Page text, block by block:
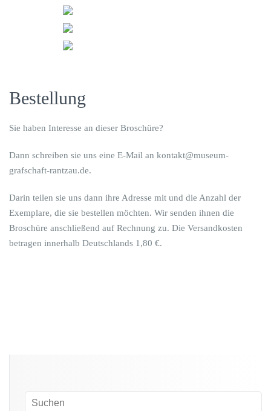
Bestellung
Sie haben Interesse an dieser Broschüre?
Dann schreiben sie uns eine E-Mail an kontakt@museum-
grafschaft-rantzau.de.
Darin teilen sie uns dann ihre Adresse mit und die Anzahl der
Exemplare, die sie bestellen möchten. Wir senden ihnen die
Broschüre anschließend auf Rechnung zu. Die Versandkosten
betragen innerhalb Deutschlands 1,80 €.